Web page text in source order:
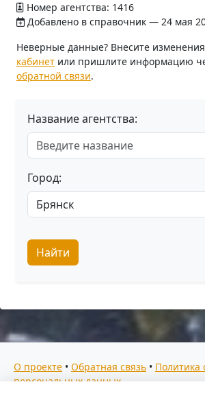
Номер агентства: 1416
Добавлено в справочник — 24 мая
Неверные данные? Внесите
кабинет или пришлите информацию
обратной связи.
Название агентства:
Город:
Найти
О проекте • Обратная связь • Политика
персональных данных